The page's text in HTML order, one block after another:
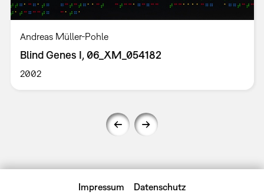
Andreas Müller-Pohle
Blind Genes I, 06_XM_054182
2002
Impressum Datenschutz